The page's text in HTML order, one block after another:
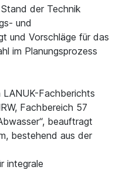
der Technik
und
und Vorschläge für das
im Planungsprozess
LANUK-Fachberichts
Fachbereich 57
beauftragt
bestehend aus der
integrale